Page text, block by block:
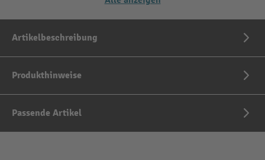
Artikelbeschreibung
Produkthinweise
Passende Artikel